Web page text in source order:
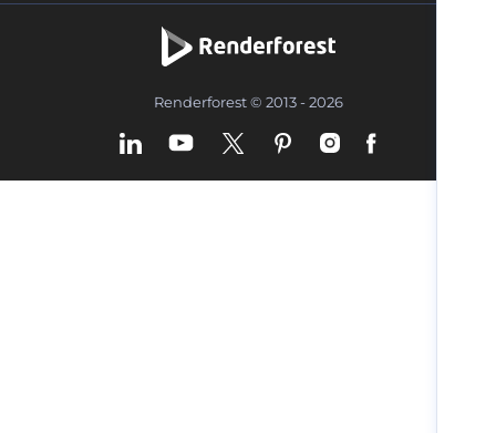
Renderforest © 2013 - 2026